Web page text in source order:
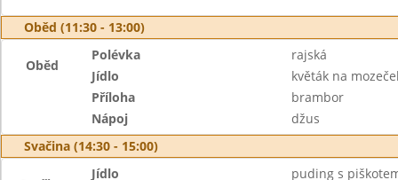
Oběd (11:30 - 13:00)
Oběd
Polévka
rajská
Jídlo
květák na
Příloha
brambor
Nápoj
džus
Svačina (14:30 - 15:00)
Jídlo puding s